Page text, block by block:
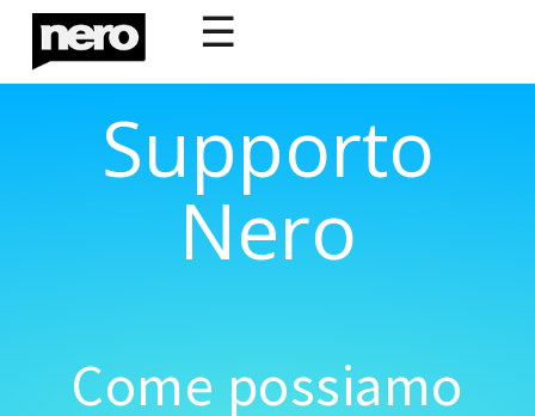
☰
Supporto
Nero
Come possiamo